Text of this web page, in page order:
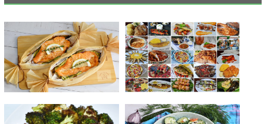
Somon la cuptor "en papillote" RETETE CU PESTE